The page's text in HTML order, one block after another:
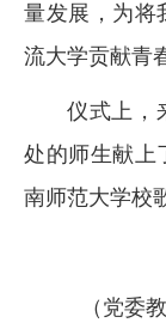
量发展，为将
流大学贡献青
仪式上，
处的师生献上
南师范大学校
（党委